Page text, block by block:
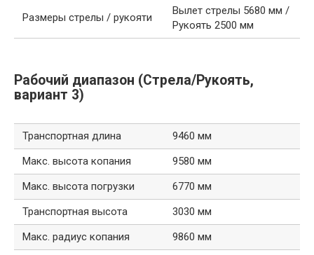
Размеры стрелы / рукояти
Вылет стрелы 5680 мм /
Рукоять 2500 мм
Рабочий диапазон (Стрела/Рукоять,
вариант 3)
Транспортная длина
9460 мм
Макс. высота копания
9580 мм
Макс. высота погрузки
6770 мм
Транспортная высота
3030 мм
Макс. радиус копания
9860 мм